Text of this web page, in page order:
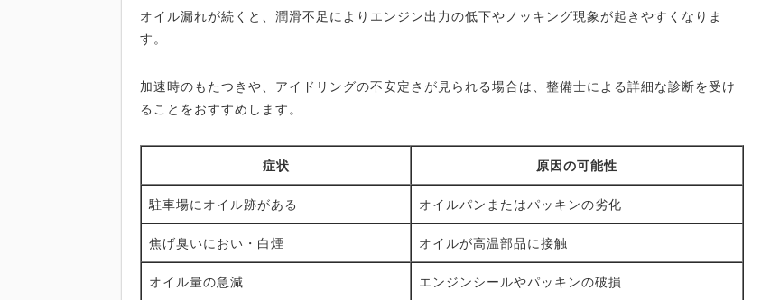
オイル漏れが続くと、潤滑不足によりエンジン出力の低下やノッキング現象が起きやすくなりま
す。
加速時のもたつきや、アイドリングの不安定さが見られる場合は、整備士による詳細な診断を受け
ることをおすすめします。
症状 原因の可能性
駐車場にオイル跡がある オイルパンまたはパッキンの劣化
焦げ臭いにおい・白煙 オイルが高温部品に接触
オイル量の急減 エンジンシールやパッキンの破損